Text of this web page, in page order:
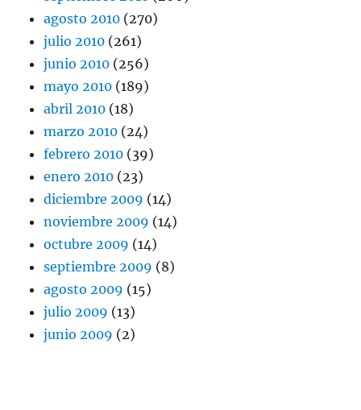
agosto 2010 (270)
julio 2010 (261)
junio 2010 (256)
mayo 2010 (189)
abril 2010 (18)
marzo 2010 (24)
febrero 2010 (39)
enero 2010 (23)
diciembre 2009 (14)
noviembre 2009 (14)
octubre 2009 (14)
septiembre 2009 (8)
agosto 2009 (15)
julio 2009 (13)
junio 2009 (2)